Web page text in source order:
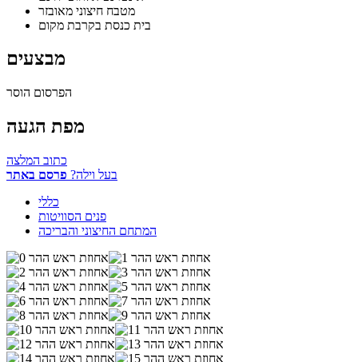
מטבח חיצוני מאובזר
בית כנסת בקרבת מקום
מבצעים
הפרסום הוסר
מפת הגעה
כתוב המלצה
בעל וילה? פרסם באתר
כללי
פנים הסוויטות
המתחם החיצוני והבריכה